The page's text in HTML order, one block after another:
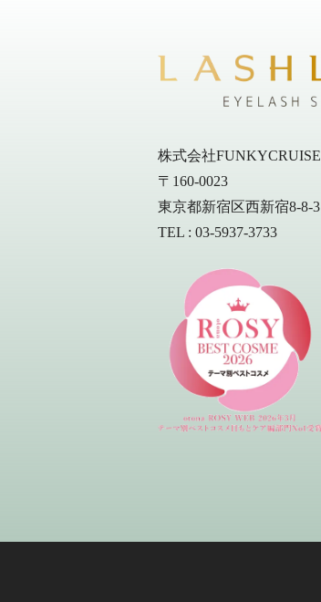
株式会社FUNKYCRUISE
〒160-0023
東京都新宿区西新宿8-8-
TEL : 03-5937-3733